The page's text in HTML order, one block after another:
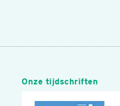
Onze tijdschriften